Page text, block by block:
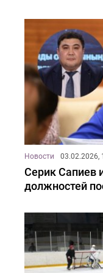
Новости 03.02.2026,
Серик Сапиев
должностей